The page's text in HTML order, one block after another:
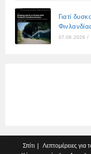
Γιατί
07.08.2026 /
Σπίτι Λεπτομέρειες για